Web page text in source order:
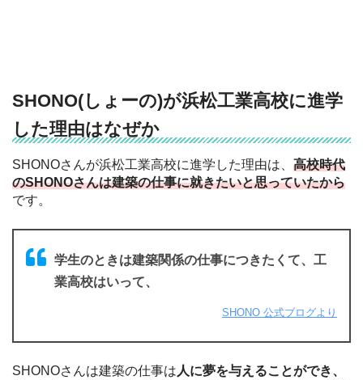
SHONO(しょーの)が浜松工業高校に進学
した理由はなぜか
SHONOさんが浜松工業高校に進学した理由は、 高校時代
のSHONOさんは建築の仕事に就きたいと思っていたから
です。
学生のときは建築関係の仕事につきたくて、工
業高校はいって、
SHONO 公式ブログより
SHONOさんは建築の仕事は 人に夢を与えることができ、